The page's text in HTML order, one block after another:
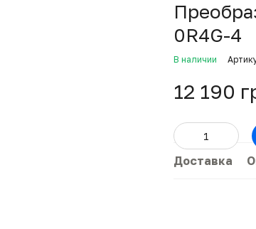
0R4G-4
В наличии
12 190
Доставка